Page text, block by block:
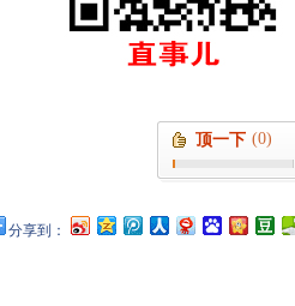
顶一下 (0)
分享到：